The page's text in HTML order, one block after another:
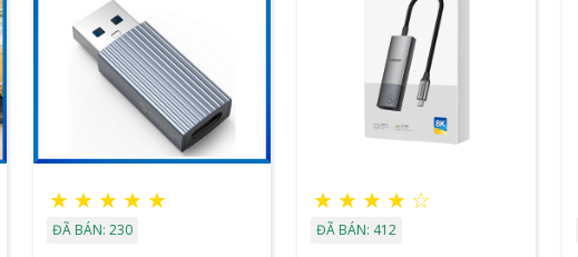
★ ★ ★ ★ ★
ĐÃ BÁN: 230
★ ★ ★ ★ ☆
ĐÃ BÁN: 412